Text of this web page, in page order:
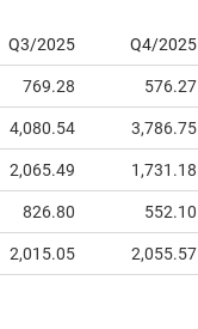
Q3/2025 Q4/2025
769.28 576.27
4,080.54 3,786.75
2,065.49 1,731.18
826.80 552.10
2,015.05 2,055.57